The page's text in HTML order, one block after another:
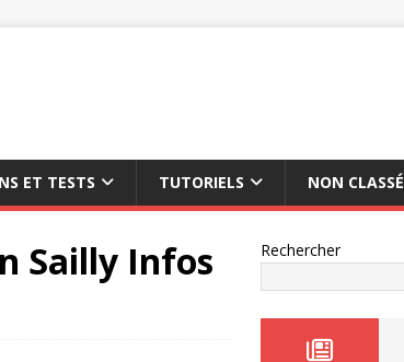
ET TESTS TUTORIELS NON CLASSÉ
Sailly Infos
Rechercher